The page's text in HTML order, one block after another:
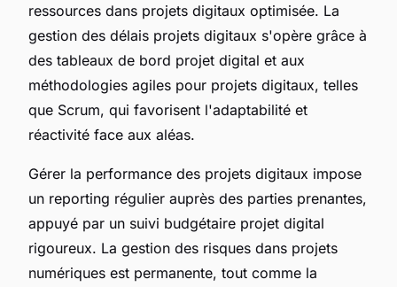
ressources dans projets digitaux optimisée. La
gestion des délais projets digitaux s'opère grâce à
des tableaux de bord projet digital et aux
méthodologies agiles pour projets digitaux, telles
que Scrum, qui favorisent l'adaptabilité et
réactivité face aux aléas.
Gérer la performance des projets digitaux impose
un reporting régulier auprès des parties prenantes,
appuyé par un suivi budgétaire projet digital
rigoureux. La gestion des risques dans projets
numériques est permanente, tout comme la